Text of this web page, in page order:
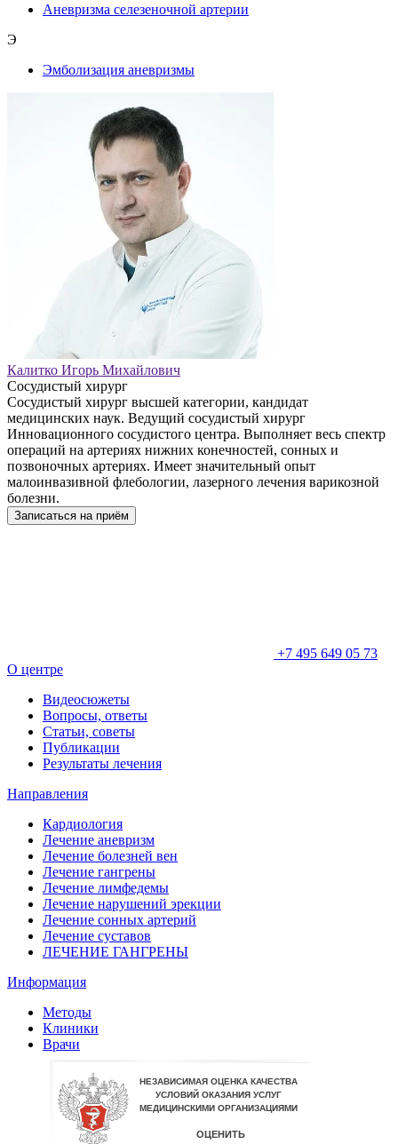
Аневризма селезеночной артерии
Э
Эмболизация аневризмы
Калитко Игорь Михайлович
Сосудистый хирург
Сосудистый хирург высшей категории, кандидат
медицинских наук. Ведущий сосудистый хирург
Инновационного сосудистого центра. Выполняет весь спектр
операций на артериях нижних конечностей, сонных и
позвоночных артериях. Имеет значительный опыт
малоинвазивной флебологии, лазерного лечения варикозной
болезни.
Записаться на приём
+7 495 649 05 73
О центре
Видеосюжеты
Вопросы, ответы
Статьи, советы
Публикации
Результаты лечения
Направления
Кардиология
Лечение аневризм
Лечение болезней вен
Лечение гангрены
Лечение лимфедемы
Лечение нарушений эрекции
Лечение сонных артерий
Лечение суставов
ЛЕЧЕНИЕ ГАНГРЕНЫ
Информация
Методы
Клиники
Врачи